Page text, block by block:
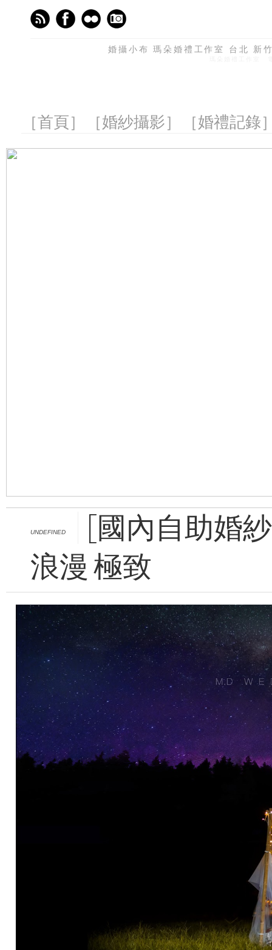
婚攝小布 瑪朵婚禮工作室 台北
［首頁］ ［婚紗攝影］ ［婚禮記錄
UNDEFINED
[國內自助婚紗]
浪漫 極致